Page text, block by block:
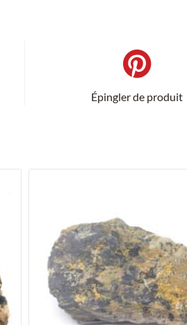
Épingler de produit